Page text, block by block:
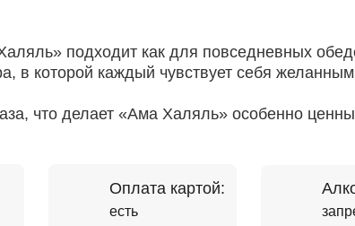
Оплата картой:
есть
подходит как для повседневных
в которой каждый чувствует себя желанным
что делает «Ама Халяль» особенно